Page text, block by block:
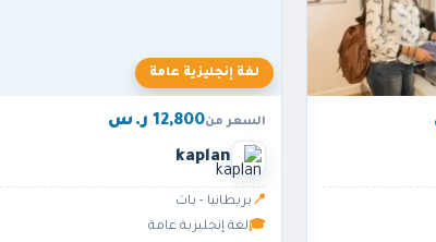
لغة إنجليزية عامة
السعر من12,800 ر.س
kaplan
📍 بريطانيا - باث
🎓لغة إنجليزية عامة